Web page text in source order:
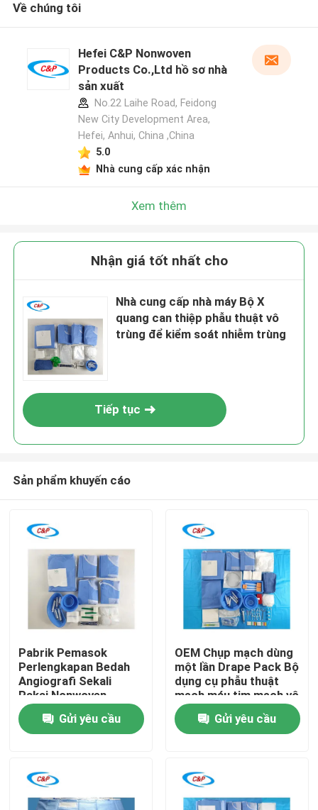
Nhà
video
Về chúng tôi
Hefei C&P Nonwoven
Products Co.,Ltd hồ sơ nhà
sản xuất
No.22 Laihe Road, Feidong
New City Development Area,
Hefei, Anhui, China ,China
5.0
Nhà cung cấp xác nhận
Xem thêm
Nhận giá tốt nhất cho
Nhà cung cấp nhà máy Bộ X
quang can thiệp phẫu thuật vô
trùng để kiểm soát nhiễm trùng
Tiếp tục
Sản phẩm khuyến cáo
Pabrik Pemasok
Perlengkapan Bedah
Angiografi Sekali
Pakai Nonwoven
Ruang Operasi
StandarGửi yêu cầu
OEM Chụp mạch dùng
một lần Drape Pack Bộ
dụng cụ phẫu thuật
mạch máu tim mạch vô
trùng
Gửi yêu cầu